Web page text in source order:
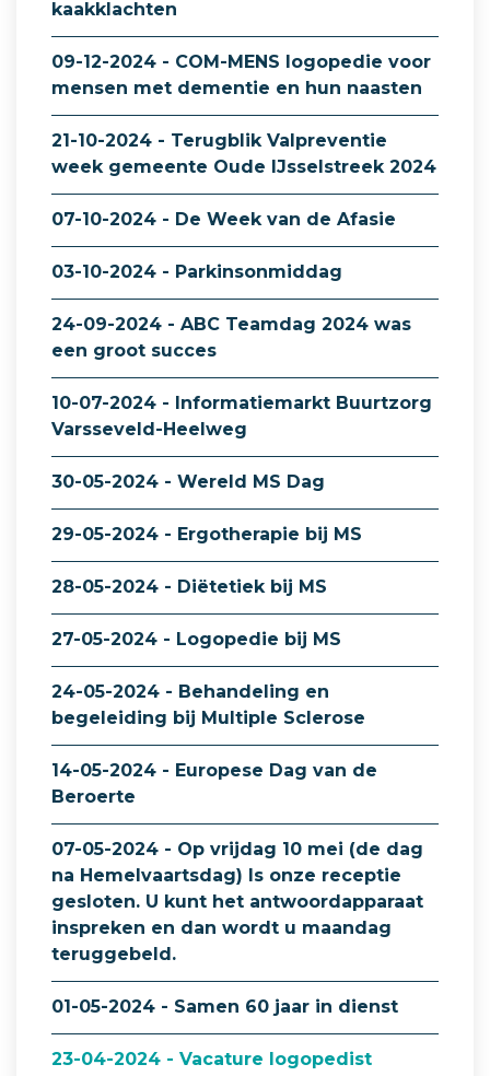
kaakklachten
09-12-2024 - COM-MENS logopedie voor
mensen met dementie en hun naasten
21-10-2024 - Terugblik Valpreventie
week gemeente Oude IJsselstreek 2024
07-10-2024 - De Week van de Afasie
03-10-2024 - Parkinsonmiddag
24-09-2024 - ABC Teamdag 2024 was
een groot succes
10-07-2024 - Informatiemarkt Buurtzorg
Varsseveld-Heelweg
30-05-2024 - Wereld MS Dag
29-05-2024 - Ergotherapie bij MS
28-05-2024 - Diëtetiek bij MS
27-05-2024 - Logopedie bij MS
24-05-2024 - Behandeling en
begeleiding bij Multiple Sclerose
14-05-2024 - Europese Dag van de
Beroerte
07-05-2024 - Op vrijdag 10 mei (de dag
na Hemelvaartsdag) Is onze receptie
gesloten. U kunt het antwoordapparaat
inspreken en dan wordt u maandag
teruggebeld.
01-05-2024 - Samen 60 jaar in dienst
23-04-2024 - Vacature logopedist